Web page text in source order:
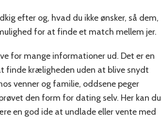
efter og, hvad du ikke ønsker, så dem,
for at finde et match mellem jer.
for mange informationer ud. Det er en
finde kræligheden uden at blive snydt
venner og familie, oddsene peger
den form for dating selv. Her kan du
en god ide at undlade eller vente med